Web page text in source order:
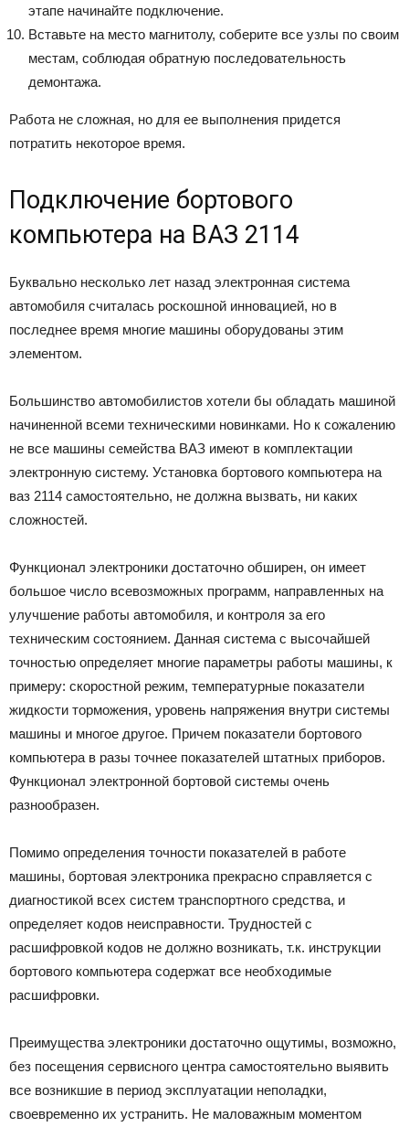
этапе начинайте подключение.
Вставьте на место магнитолу, соберите все узлы по своим
местам, соблюдая обратную последовательность
демонтажа.
Работа не сложная, но для ее выполнения придется
потратить некоторое время.
Подключение бортового
компьютера на ВАЗ 2114
Буквально несколько лет назад электронная система
автомобиля считалась роскошной инновацией, но в
последнее время многие машины оборудованы этим
элементом.
Большинство автомобилистов хотели бы обладать машиной
начиненной всеми техническими новинками. Но к сожалению
не все машины семейства ВАЗ имеют в комплектации
электронную систему. Установка бортового компьютера на
ваз 2114 самостоятельно, не должна вызвать, ни каких
сложностей.
Функционал электроники достаточно обширен, он имеет
большое число всевозможных программ, направленных на
улучшение работы автомобиля, и контроля за его
техническим состоянием. Данная система с высочайшей
точностью определяет многие параметры работы машины, к
примеру: скоростной режим, температурные показатели
жидкости торможения, уровень напряжения внутри системы
машины и многое другое. Причем показатели бортового
компьютера в разы точнее показателей штатных приборов.
Функционал электронной бортовой системы очень
разнообразен.
Помимо определения точности показателей в работе
машины, бортовая электроника прекрасно справляется с
диагностикой всех систем транспортного средства, и
определяет кодов неисправности. Трудностей с
расшифровкой кодов не должно возникать, т.к. инструкции
бортового компьютера содержат все необходимые
расшифровки.
Преимущества электроники достаточно ощутимы, возможно,
без посещения сервисного центра самостоятельно выявить
все возникшие в период эксплуатации неполадки,
своевременно их устранить. Не маловажным моментом